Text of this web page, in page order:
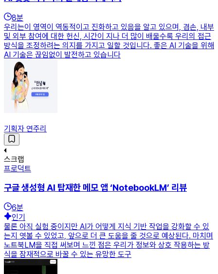
8분
우리는이 영역이 역동적이고 진화하고 있음을 알고 있으며, 겸손, 내부
및 외부 참여에 대한 헌신, 시간이 지나 더 많이 배울수록 우리의 접근
방식을 조정하려는 의지를 가지고 일할 것입니다. 좋은 AI 기술을 위해
AI 기술은 끊임없이 발전하고 있습니다
기획자 연주리
스크랩
프로덕트
구글 생성형 AI 탑재한 메모 앱 ‘NotebookLM’ 리뷰
6분
인기
물론 아직 실험 중이지만 AI가 어떻게 지식 기반 작업을 강화할 수 있
는지 엿볼 수 있었고, 앞으로 더 큰 도움을 줄 것으로 예상된다. 마치며
노트북LM을 직접 써보며 느낀 점은 우리가 정보와 상호 작용하는 방
식을 잠재적으로 바꿀 수 있는 유망한 도구